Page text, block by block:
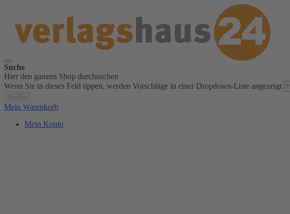
Suche
Hier den ganzen Shop durchsuchen
Wenn Sie in dieses Feld tippen, werden Vorschläge in einer Dropdown-Liste angezeigt
Mein Warenkorb
Mein Konto